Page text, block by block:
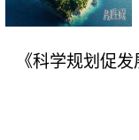
《科学规划促